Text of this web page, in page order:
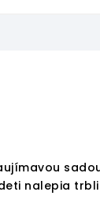
nalepia